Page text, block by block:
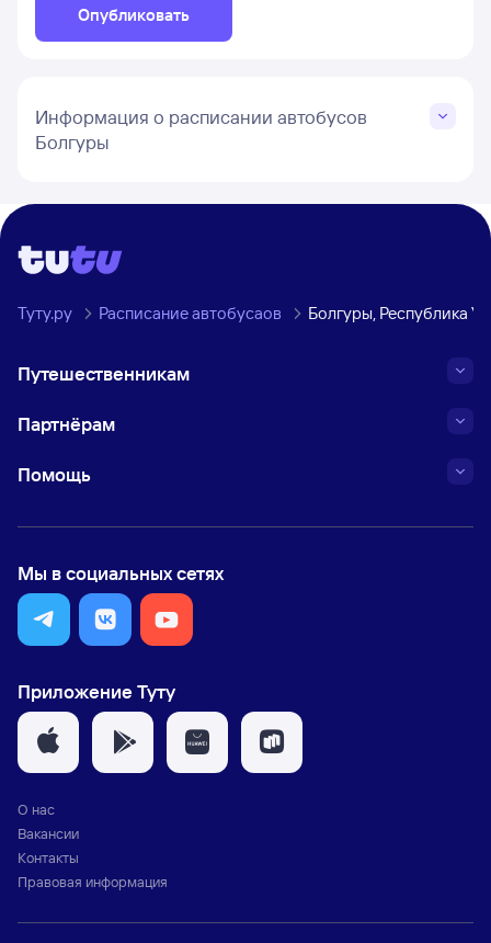
Опубликовать
Информация о расписании автобусов
Болгуры
Туту.ру Расписание автобусаов Болгуры, Республика
Путешественникам
Партнёрам
Помощь
Мы в социальных сетях
Приложение Туту
О нас
Вакансии
Контакты
Правовая информация